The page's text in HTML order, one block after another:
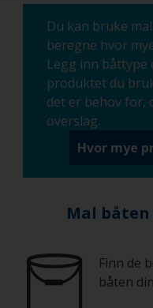
Du kan bruke
beregne hvor
Legg inn båttype
produktet du
det er behov for,
overslag.
Hvor mye
Mal
Finn de
båten